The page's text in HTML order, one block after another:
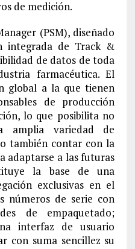
de medición.
(PSM), diseñado
integrada de Track &
de datos de toda
farmacéutica. El
global a la que tienen
de producción
lo que posibilita no
amplia variedad de
también contar con la
adaptarse a las futuras
la base de una
exclusivas en el
números de serie con
de empaquetado;
interfaz de usuario
con suma sencillez su